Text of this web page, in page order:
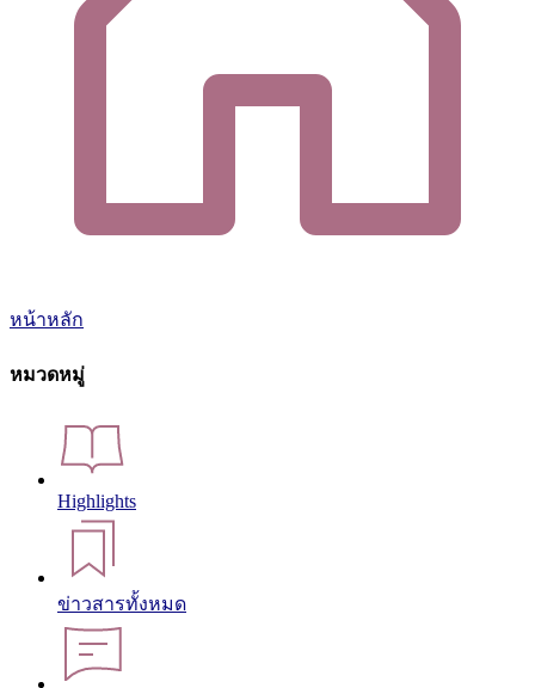
หน้าหลัก
หมวดหมู่
Highlights
ข่าวสารทั้งหมด